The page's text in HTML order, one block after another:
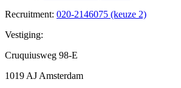
Recruitment: 020-2146075 (keuze 2)
Vestiging:
Cruquiusweg 98-E
1019 AJ Amsterdam